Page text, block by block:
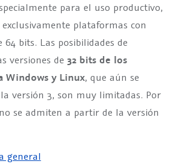
para el uso productivo,
plataformas con
bits. Las posibilidades de
versiones de 32 bits de los
Windows y Linux, que aún se
versión 3, son muy limitadas. Por
se admiten a partir de la versión
general